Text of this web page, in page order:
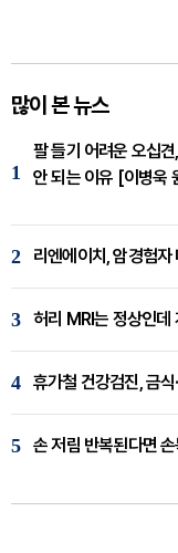
많이 본 뉴스
1
팔 들기 어려운 오십
안 되는 이유 [이병욱
2 리엔에이치, 암경험자
3 허리 MRI는 정상인데
4 휴가철 건강검진, 금
5